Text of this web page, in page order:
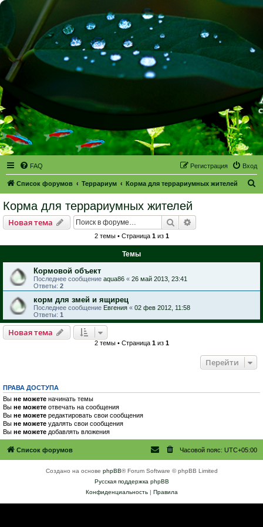
FAQ Вход
Регистрация
Список форумов Террариум Корма для террариумных жителей
Корма для террариумных жителей
Новая тема Поиск
2 темы • Страница 1из 1
Темы
Кормовой объект
Последнее сообщение aqua86 « 26 май 2013, 23:41
Ответы: 2
корм для змей и ящирец
Последнее сообщение Евгения « 02 фев 2012, 11:58
Ответы: 1
Новая тема
2 темы • Страница 1из 1
Перейти
ПРАВА ДОСТУПА
Вы не можете начинать темы
Вы не можете отвечать на сообщения
Вы не можете редактировать свои сообщения
Вы не можете удалять свои сообщения
Вы не можете добавлять вложения
Список форумов Часовой пояс: UTC+05:00
Создано на основе phpBB® Forum Software © phpBB Limited
Русская поддержка phpBB
Конфиденциальность| Правила